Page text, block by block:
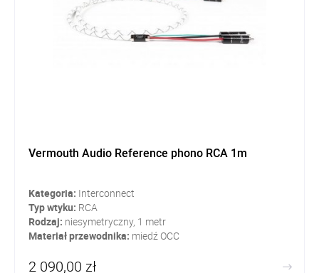
Vermouth Audio Reference phono RCA 1m
Kategoria: Interconnect
Typ wtyku: RCA
Rodzaj: niesymetryczny, 1 metr
Materiał przewodnika: miedź OCC
2 090,00 zł